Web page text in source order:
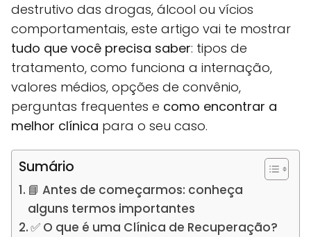
destrutivo das drogas, álcool ou vícios
comportamentais, este artigo vai te mostrar
tudo que você precisa saber: tipos de
tratamento, como funciona a internação,
valores médios, opções de convênio,
perguntas frequentes e como encontrar a
melhor clínica para o seu caso.
Sumário
📘 Antes de começarmos: conheça
alguns termos importantes
✅ O que é uma Clínica de Recuperação?